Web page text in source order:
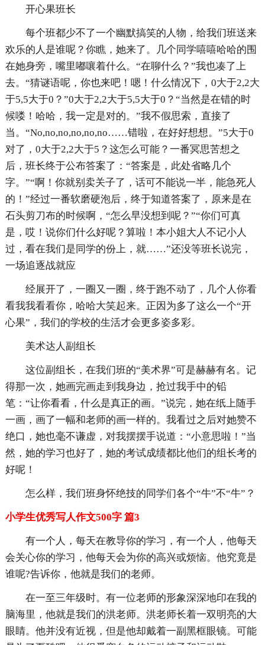
开心果班长
每个班都少不了一个幽默搞笑的人物，给我们班送来
欢乐的人是谁呢？你瞧，她来了。几个同学嘻嘻哈哈的围
在她身旁，嘴里嘟嚷着什么。“在聊什么？”我也凑了上
去。“猜谜语呢，你也来吧！嗯！什么情况下，0大于2,2大
于5,5大于0？”0大于2,2大于5,5大于0？“当然是在错的时
候喽！哈哈，我一定是对的。”我不假思索，直接了
当。“No,no,no,no,no,no……错啦，在好好想想。”5大于0
对了，0大于2,2大于5？这怎么可能？一番冥思苦想之
后，班长终于公布答案了：“答案是，此处省略几个
字。”“啊！你就别卖关子了，话可不能说一半，能急死人
的！”经过一番软磨硬泡后，终于知道答案了，原来是在
石头剪刀布的时候啊，“怎么早没想到呢？”“你们可真
是，哎！说你们什么好呢？算啦！本小姐大人不记小人
过，看在我们是同学的份上，就……”还没等班长说完，
一场追逐战就应
经展开了，一圈又一圈，终于跑不动了，几个人你看
看我我看看你，哈哈大笑起来。正因为多了这么一个“开
心果”，我们的学校的生活才会更多姿多彩。
美术达人副组长
这位副组长，在我们班的“美术界”可是赫赫有名。记
得那一次，她画完画走到我身边，抢过我手中的铅
笔：“让你看看，什么是真正的画。”说完，她在纸上随手
一画，画了一幅和老师的画一样的。我看过之后对她赞不
绝口，她也毫不谦虚，对我摆摆手说道：“小意思啦！”当
然，她的学习也好了，她的考试成绩都比他们的组长考的
好呢！
怎么样，我们班身怀绝技的同学们各个“牛”不“牛”？
小学生优秀写人作文500字 篇3
有一个人，每天在教导你的学习，有一个人，他每天
会关心你的学习，他每天会为你的高兴或烦恼。他究竟是
谁呢?告诉你，他就是我们的老师。
在一至三年级时。有一位老师的形象深深地印在我的
脑海里，他就是我们的洪老师。洪老师长着一双明亮的大
眼睛。他并没有近视，但是他却戴着一副黑框眼镜。可能